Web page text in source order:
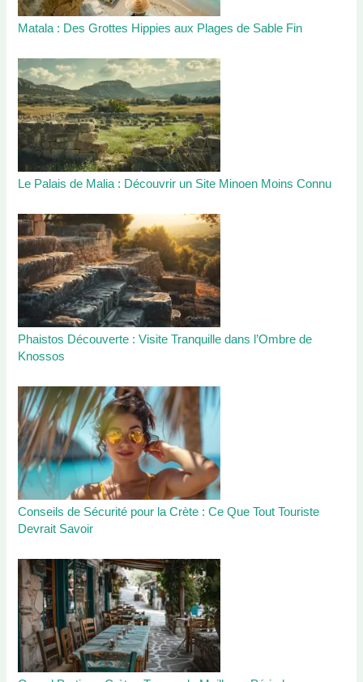
Matala : Des Grottes Hippies aux Plages de Sable Fin
Le Palais de Malia : Découvrir un Site Minoen Moins Connu
Phaistos Découverte : Visite Tranquille dans l’Ombre de
Knossos
Conseils de Sécurité pour la Crète : Ce Que Tout Touriste
Devrait Savoir